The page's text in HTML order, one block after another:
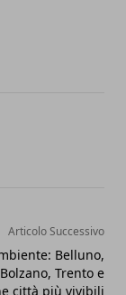
Articolo Successivo
Belluno,
Trento e
città più vivibili